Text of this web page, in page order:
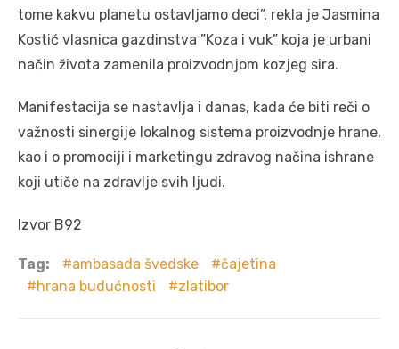
tome kakvu planetu ostavljamo deci”, rekla je Jasmina
Kostić vlasnica gazdinstva ”Koza i vuk” koja je urbani
način života zamenila proizvodnjom kozjeg sira.
Manifestacija se nastavlja i danas, kada će biti reči o
važnosti sinergije lokalnog sistema proizvodnje hrane,
kao i o promociji i marketingu zdravog načina ishrane
koji utiče na zdravlje svih ljudi.
Izvor B92
Tag: ambasada švedske
čajetina
hrana budućnosti
zlatibor